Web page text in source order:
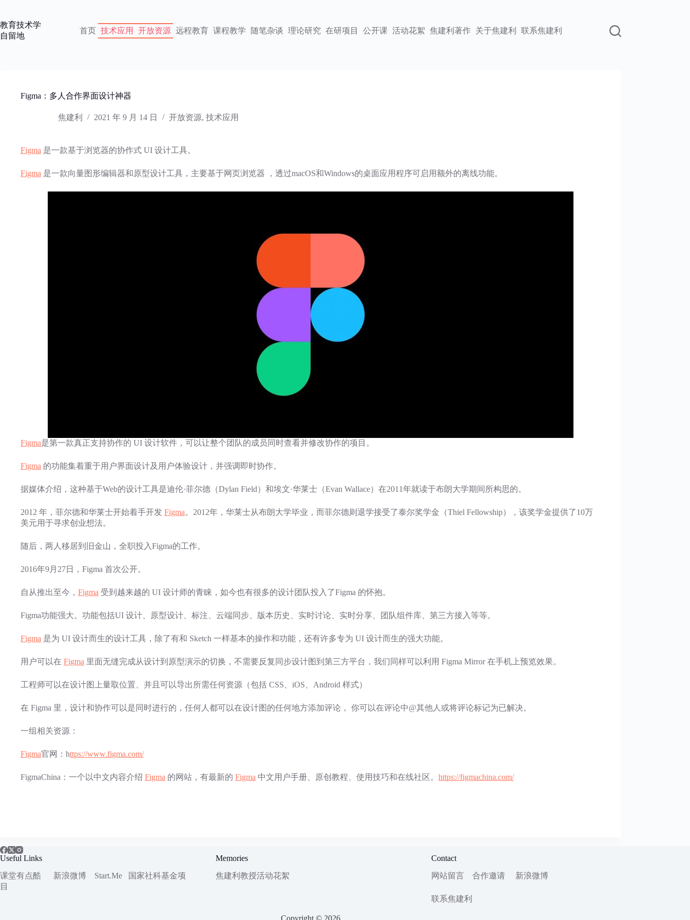
内
容
教育技术学
自留地
首页 技术应用 开放资源 远程教育 课程教学 随笔杂谈 理论研究 在研项目 公开课 活动花絮 焦建利著作 关于焦建利 联系焦建利
Figma：多人合作界面设计神器
焦建利 2021 年 9 月 14 日 开放资源, 技术应用
Figma 是一款基于浏览器的协作式 UI 设计工具。
Figma 是一款向量图形编辑器和原型设计工具，主要基于网页浏览器 ，透过macOS和Windows的桌面应用程序可启用额外的离线功能。
Figma是第一款真正支持协作的 UI 设计软件，可以让整个团队的成员同时查看并修改协作的项目。
Figma 的功能集着重于用户界面设计及用户体验设计，并强调即时协作。
据媒体介绍，这种基于Web的设计工具是迪伦·菲尔德（Dylan Field）和埃文·华莱士（Evan Wallace）在2011年就读于布朗大学期间所构思的。
2012 年，菲尔德和华莱士开始着手开发 Figma。2012年，华莱士从布朗大学毕业，而菲尔德则退学接受了泰尔奖学金（Thiel Fellowship），该奖学金提供了10万
美元用于寻求创业想法。
随后，两人移居到旧金山，全职投入Figma的工作。
2016年9月27日，Figma 首次公开。
自从推出至今， Figma 受到越来越的 UI 设计师的青睐，如今也有很多的设计团队投入了Figma 的怀抱。
Figma功能强大。功能包括UI 设计、原型设计、标注、云端同步、版本历史、实时讨论、实时分享、团队组件库、第三方接入等等。
Figma 是为 UI 设计而生的设计工具，除了有和 Sketch 一样基本的操作和功能，还有许多专为 UI 设计而生的强大功能。
用户可以在 Figma 里面无缝完成从设计到原型演示的切换，不需要反复同步设计图到第三方平台，我们同样可以利用 Figma Mirror 在手机上预览效果。
工程师可以在设计图上量取位置、并且可以导出所需任何资源（包括 CSS、iOS、Android 样式）
在 Figma 里，设计和协作可以是同时进行的，任何人都可以在设计图的任何地方添加评论， 你可以在评论中@其他人或将评论标记为已解决。
一组相关资源：
Figma官网：https://www.figma.com/
FigmaChina：一个以中文内容介绍 Figma 的网站，有最新的 Figma 中文用户手册、原创教程、使用技巧和在线社区。 https://figmachina.com/
Useful Links
课堂有点酷
新浪微博 Start.Me 国家社科基金项
目
Memories
焦建利教授活动花絮
Contact
网站留言
合作邀请 新浪微博
联系焦建利
Copyright © 2026